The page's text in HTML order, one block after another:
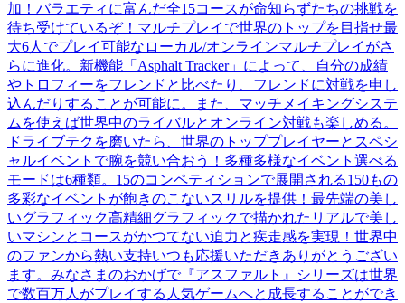
加！バラエティに富んだ全15コースが命知らずたちの挑戦を
待ち受けているぞ！マルチプレイで世界のトップを目指せ最
大6人でプレイ可能なローカル/オンラインマルチプレイがさ
らに進化。新機能「Asphalt Tracker」によって、自分の成績
やトロフィーをフレンドと比べたり、フレンドに対戦を申し
込んだりすることが可能に。また、マッチメイキングシステ
ムを使えば世界中のライバルとオンライン対戦も楽しめる。
ドライブテクを磨いたら、世界のトッププレイヤーとスペシ
ャルイベントで腕を競い合おう！多種多様なイベント選べる
モードは6種類。15のコンペティションで展開される150もの
多彩なイベントが飽きのこないスリルを提供！最先端の美し
いグラフィック高精細グラフィックで描かれたリアルで美し
いマシンとコースがかつてない迫力と疾走感を実現！世界中
のファンから熱い支持いつも応援いただきありがとうござい
ます。みなさまのおかげで『アスファルト』シリーズは世界
で数百万人がプレイする人気ゲームへと成長することができ